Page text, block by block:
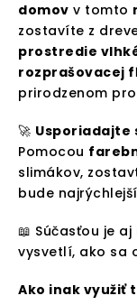
domov v tomto
zostavíte z
prostredie
rozprašovacej
prirodzenom
🚀 Usporiadajte
Pomocou
slimákov,
bude
📖 Súčasťou je aj
vysvetlí, ako sa
Ako inak využiť